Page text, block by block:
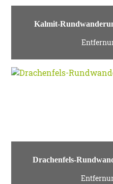
Kalmit-
Drachenfels-